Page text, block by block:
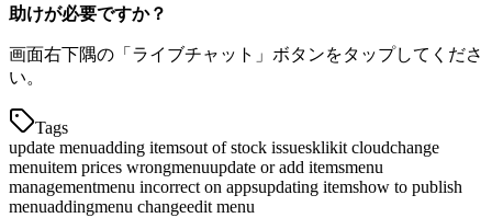
助けが必要ですか？
画面右下隅の「ライブチャット」ボタンをタップしてくださ
い。
Tags
update menuadding itemsout of stock issuesklikit cloudchange
menuitem prices wrongmenuupdate or add itemsmenu
managementmenu incorrect on appsupdating itemshow to publish
menuaddingmenu changeedit menu